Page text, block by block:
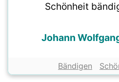
Schönheit
Johann
Bändigen